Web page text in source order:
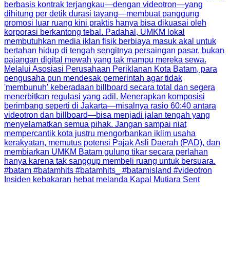
Insiden kebakaran hebat melanda Kapal Mutiara Sent